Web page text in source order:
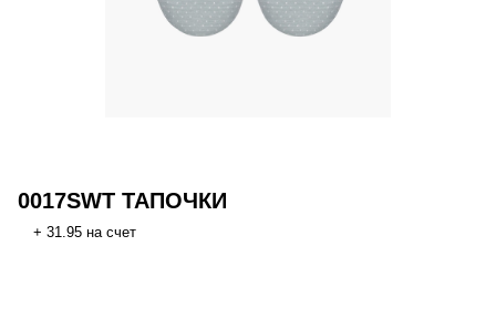
0017SWT ТАПОЧКИ
+ 31.95 на счет